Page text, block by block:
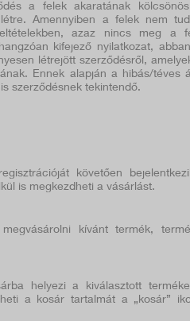
a felek akaratának
Amennyiben a felek nem
azaz nincs meg a
kifejező nyilatkozat,
létrejött szerződésről,
Ennek alapján a hibás/téves
szerződésnek tekintendő.
követően
is megkezdheti a vásárlást.
kívánt termék,
helyezi a kiválasztott
a kosár tartalmát a „kosár”